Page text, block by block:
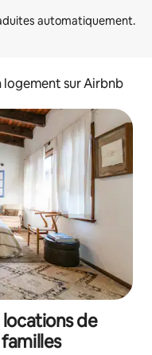
sur Airbnb
de